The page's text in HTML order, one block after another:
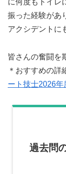
振った経験があ
アクシデントに
皆さんの奮闘を
＊おすすめの詳
ート技士2026年
過去問